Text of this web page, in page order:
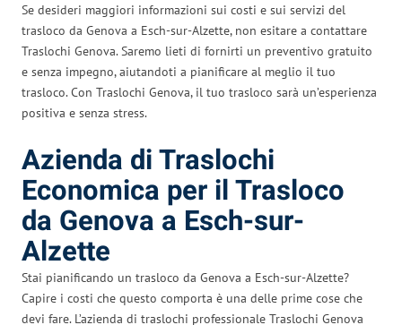
Se desideri maggiori informazioni sui costi e sui servizi del
trasloco da Genova a Esch-sur-Alzette, non esitare a contattare
Traslochi Genova. Saremo lieti di fornirti un preventivo gratuito
e senza impegno, aiutandoti a pianificare al meglio il tuo
trasloco. Con Traslochi Genova, il tuo trasloco sarà un’esperienza
positiva e senza stress.
Azienda di Traslochi
Economica per il Trasloco
da Genova a Esch-sur-
Alzette
Stai pianificando un trasloco da Genova a Esch-sur-Alzette?
Capire i costi che questo comporta è una delle prime cose che
devi fare. L’azienda di traslochi professionale Traslochi Genova